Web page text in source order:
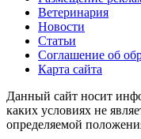
Ветеринария
Новости
Статьи
Соглашение об
Карта сайта
Данный сайт носит
каких условиях не
определяемой